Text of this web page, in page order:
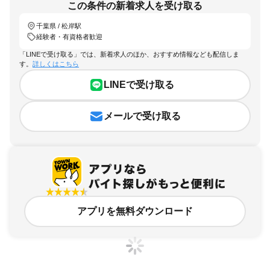
この条件の新着求人を受け取る
千葉県 / 松岸駅
経験者・有資格者歓迎
「LINEで受け取る」では、新着求人のほか、おすすめ情報なども配信しま
す。 詳しくはこちら
LINEで受け取る
メールで受け取る
アプリを無料ダウンロード